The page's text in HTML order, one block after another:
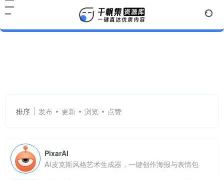
排序 发布 更新 浏览 点赞
PixarAI
AI皮克斯风格艺术生成器，一键创作海报与表情包